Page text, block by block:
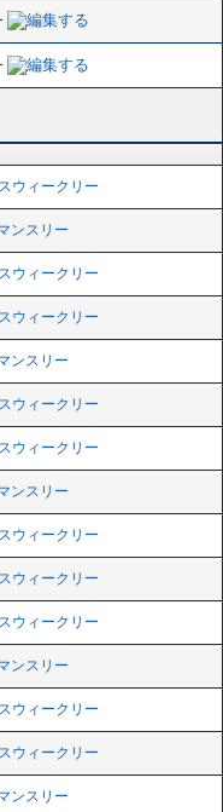
ウィークリー
ンスリー
ウィークリー
ウィークリー
ンスリー
ウィークリー
ウィークリー
ンスリー
ウィークリー
ウィークリー
ウィークリー
ンスリー
ウィークリー
ウィークリー
ンスリー